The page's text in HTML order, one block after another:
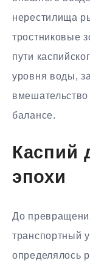
нерестилища
тростниковые
пути
уровня воды,
балансе.
Каспий
эпохи
До
транспортный
определялось